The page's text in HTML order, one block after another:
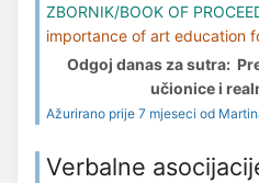
ZBORNIK/BOOK OF
importance of art education
Odgoj danas za sutra:
učionice i
Ažurirano prije 7 mjeseci od
Verbalne